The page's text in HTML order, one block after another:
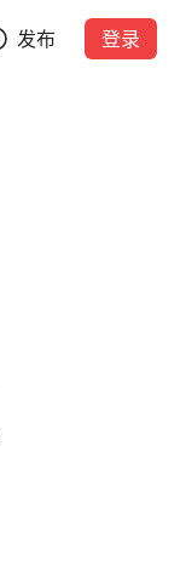
发布 登录